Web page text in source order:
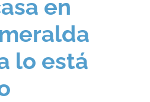
en
lo está